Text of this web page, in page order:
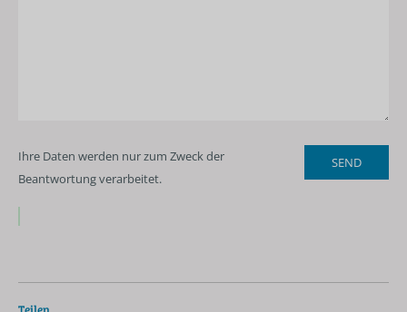
Ihre Daten werden nur zum Zweck der
Beantwortung verarbeitet.